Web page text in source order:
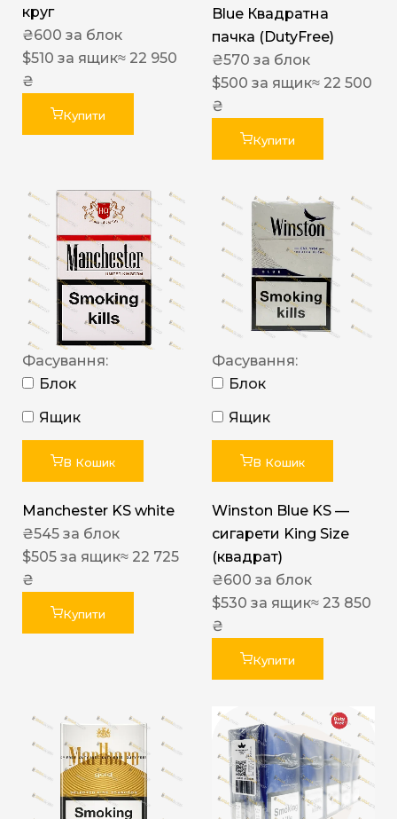
круг
₴600 за блок
$510 за ящик≈ 22 950
₴
Купити
Blue Квадратна
пачка (DutyFree)
₴570 за блок
$500 за ящик≈ 22 500
₴
Купити
Фасування:
Блок
Ящик
В Кошик
Manchester KS white
₴545 за блок
$505 за ящик≈ 22 725
₴
Купити
Фасування:
Блок
Ящик
В Кошик
Winston Blue KS —
сигарети King Size
(квадрат)
₴600 за блок
$530 за ящик≈ 23 850
₴
Купити